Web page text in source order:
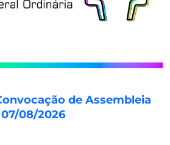
de Assembleia
08/2026